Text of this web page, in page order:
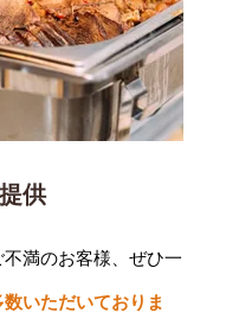
供
満のお客様、ぜひ一
いただいておりま